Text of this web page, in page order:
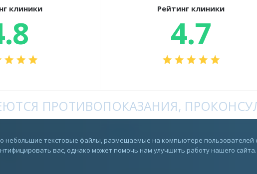
клиники Рейтинг клиники
4.7
ПРОТИВОПОКАЗАНИЯ,
небольшие текстовые файлы, размещаемые на компьютере пользователей
вас, однако может помочь нам улучшить работу нашего